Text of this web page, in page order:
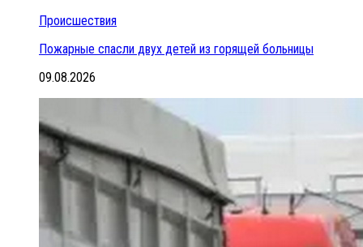
Происшествия
Пожарные спасли двух детей из горящей больницы
09.08.2026